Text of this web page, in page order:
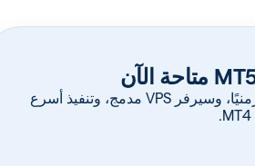
‏21 إطارًا زمنيًا، وسيرفر VPS مدمج، وتنفيذ أسرع